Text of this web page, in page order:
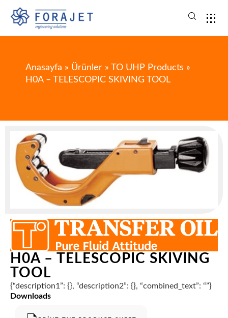
Anasayfa » Ürünler » TO UHP Products »
H0A – TELESCOPIC SKIVING TOOL
H0A – TELESCOPIC SKIVING
TOOL
{“description1”: {}, “description2”: {}, “combined_text”: “”}
Downloads